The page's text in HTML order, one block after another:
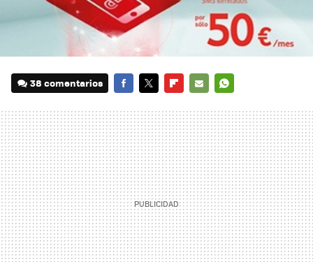
38 comentarios
MAIL